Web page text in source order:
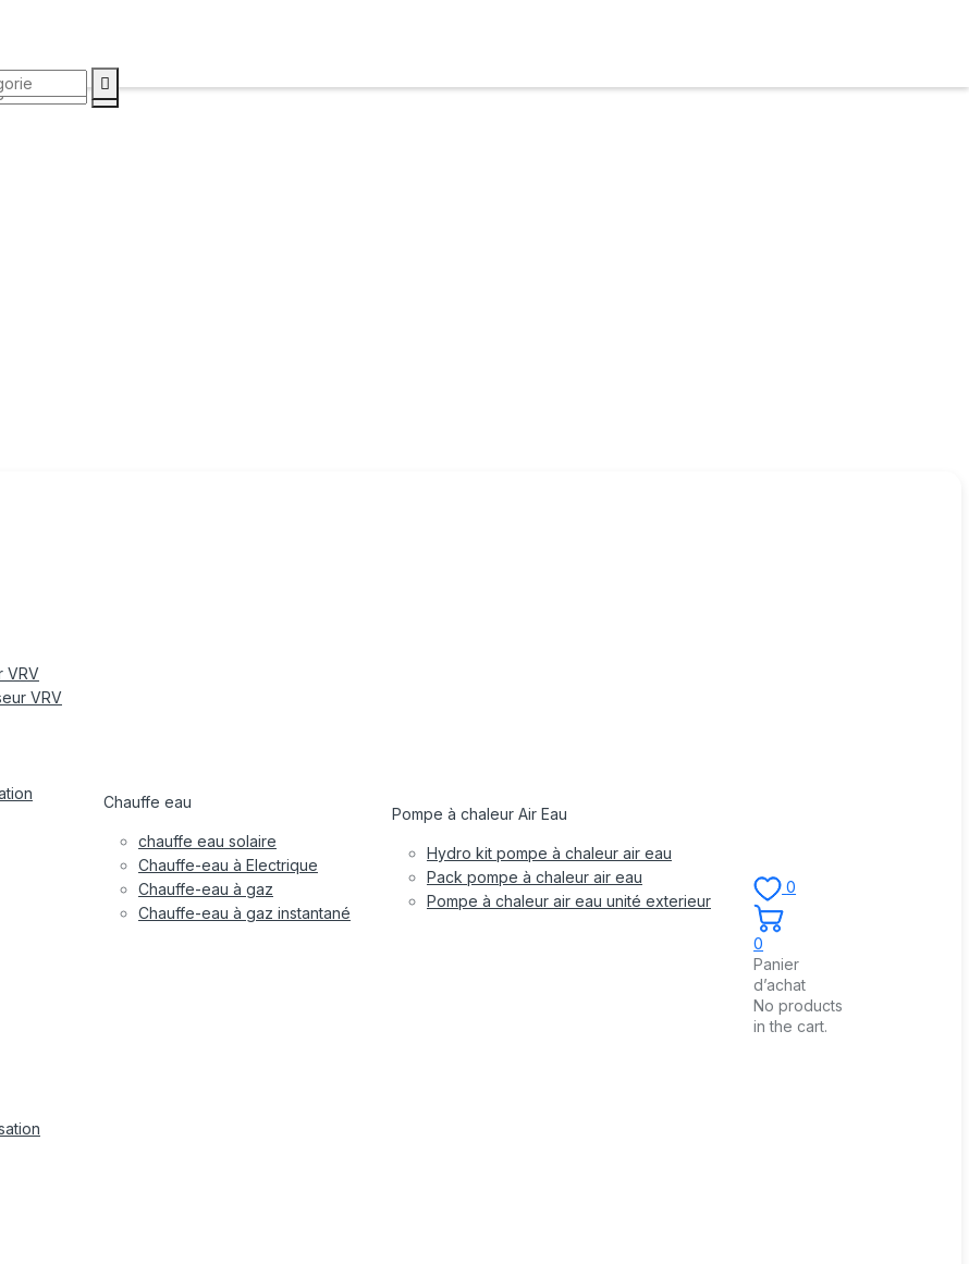
VRV
VRV
Chauffe eau
chauffe eau solaire
Chauffe-eau à Electrique
Chauffe-eau à gaz
Chauffe-eau à gaz instantané
Pompe à chaleur Air Eau
Hydro kit pompe à chaleur air eau
Pack pompe à chaleur air eau
Pompe à chaleur air eau unité exterieur
0
0
Panier
d’achat
No products
in the cart.